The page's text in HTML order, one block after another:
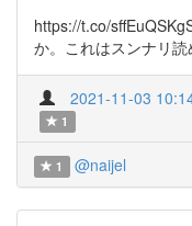
https://t.co/
か。これはスンナリ
2021-11-03
1
1 @naijel